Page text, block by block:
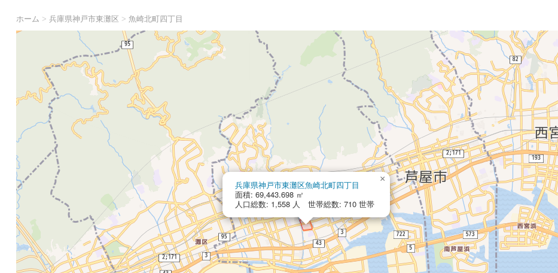
ホーム > 兵庫県神戸市東灘区 > 魚崎北町四丁目
兵庫県神戸市東灘区魚崎北町四丁目
面積: 69,443.698 ㎡
人口総数: 1,558 人 世帯総数: 710 世帯
×